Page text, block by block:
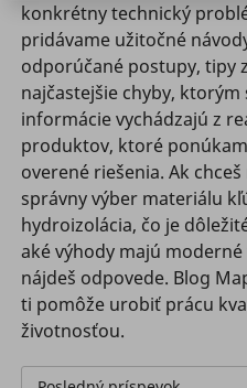
konkrétny technický
pridávame užitočné
odporúčané postupy, tipy
najčastejšie chyby,
informácie vychádzajú z
produktov, ktoré
overené riešenia. Ak
správny výber materiálu
hydroizolácia, čo je
aké výhody majú
nájdeš odpovede. Blog
ti pomôže urobiť prácu
životnosťou.